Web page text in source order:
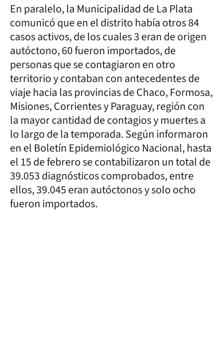
En paralelo, la Municipalidad de La Plata
comunicó que en el distrito había otros 84
casos activos, de los cuales 3 eran de origen
autóctono, 60 fueron importados, de
personas que se contagiaron en otro
territorio y contaban con antecedentes de
viaje hacia las provincias de Chaco, Formosa,
Misiones, Corrientes y Paraguay, región con
la mayor cantidad de contagios y muertes a
lo largo de la temporada. Según informaron
en el Boletín Epidemiológico Nacional, hasta
el 15 de febrero se contabilizaron un total de
39.053 diagnósticos comprobados, entre
ellos, 39.045 eran autóctonos y solo ocho
fueron importados.